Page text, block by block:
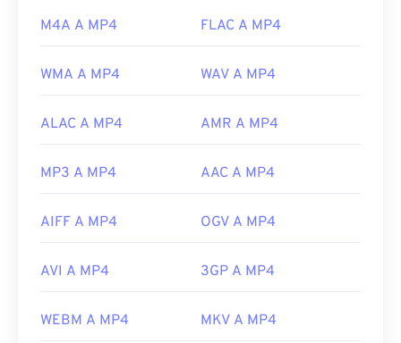
https://mpeg.chiariglione.org/standards/mpeg-
M4A A MP4 FLAC A MP4
WMA A MP4 WAV A MP4
ALAC A MP4 AMR A MP4
MP3 A MP4 AAC A MP4
AIFF A MP4 OGV A MP4
AVI A MP4 3GP A MP4
WEBM A MP4 MKV A MP4